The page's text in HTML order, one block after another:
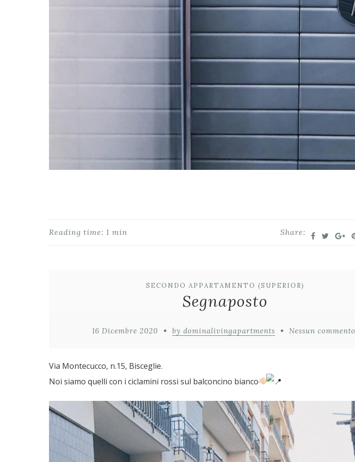
Share:
Reading time: 1 min
SECONDO APPARTAMENTO (SUPERIOR)
Segnaposto
16 Dicembre 2020 by dominalivingapartments Nessun commento
Via Montecucco, n.15, Bisceglie.
Noi siamo quelli con i ciclamini rossi sul balconcino bianco